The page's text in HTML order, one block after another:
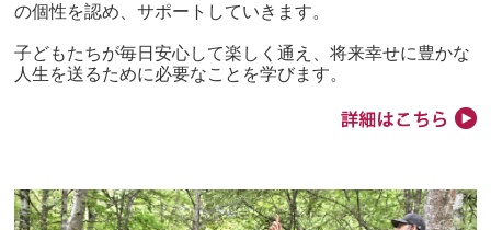
の個性を認め、サポートしていきます。
子どもたちが毎日安心して楽しく通え、将来幸せに豊かな
人生を送るために必要なことを学びます。